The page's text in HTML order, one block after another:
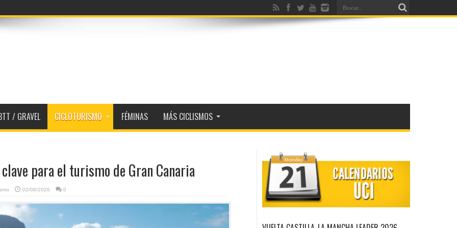
/ GRAVEL CICLOTURISMO FÉMINAS MÁS CICLISMOS
para el turismo de Gran Canaria
02/08/2026 0